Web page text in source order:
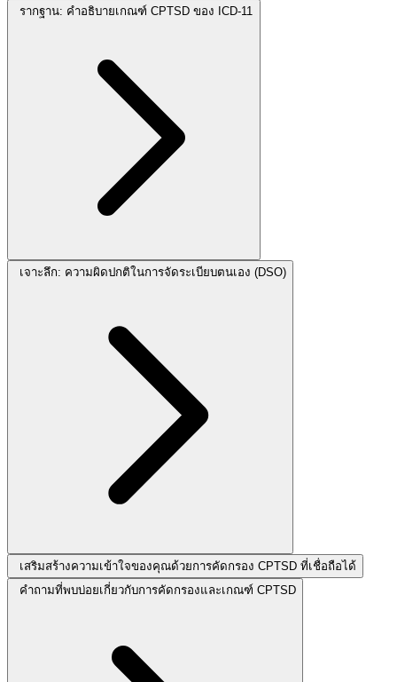
รากฐาน: คำอธิบายเกณฑ์ CPTSD ของ ICD-11
เจาะลึก: ความผิดปกติในการจัดระเบียบตนเอง (DSO)
เสริมสร้างความเข้าใจของคุณด้วยการคัดกรอง CPTSD ที่เชื่อถือได้
คำถามที่พบบ่อยเกี่ยวกับการคัดกรองและเกณฑ์ CPTSD